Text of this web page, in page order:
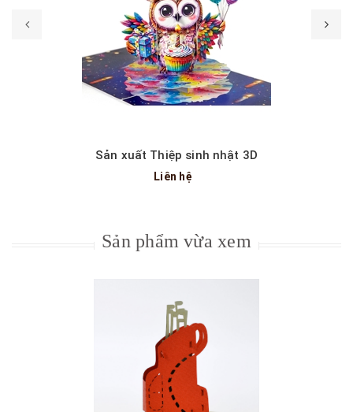
Sản xuất Thiệp sinh nhật 3D
Liên hệ
Sản phẩm vừa xem